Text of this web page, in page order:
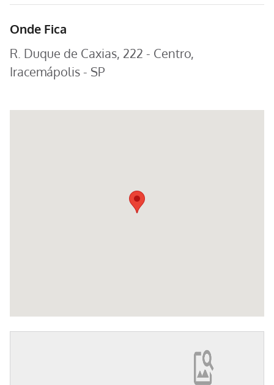
Onde Fica
R. Duque de Caxias, 222 - Centro,
Iracemápolis - SP